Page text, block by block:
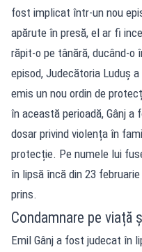
fost implicat într-un nou
apărute în presă, el ar fi
răpit-o pe tânără, ducând-o
episod, Judecătoria Luduș
emis un nou ordin de
în această perioadă, Gânj
dosar privind violența în
protecție. Pe numele lui
în lipsă încă din 23
prins.
Condamnare pe viață
Emil Gânj a fost judecat în